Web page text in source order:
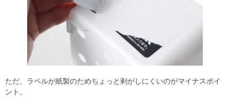
ただ、ラベルが紙製のためちょっと剥がしにくいのがマイナスポイ
ント。